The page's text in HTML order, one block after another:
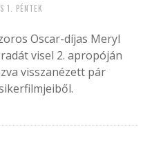
1. PÉNTEK
Oscar-díjas Meryl
visel 2. apropóján
visszanézett pár